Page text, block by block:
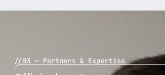
//03 — Partners & Expertise